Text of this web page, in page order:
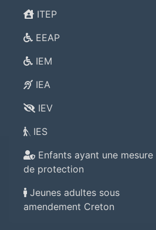
ITEP
EEAP
IEM
IEA
IEV
IES
Enfants ayant une mesure
de protection
Jeunes adultes sous
amendement Creton